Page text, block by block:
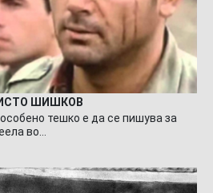
ШИШКОВ
тешко е да се пишува за
во…